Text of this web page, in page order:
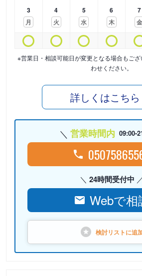
3
月
4
火
5
水
6
木
7
金
※営業日・相談可能日が変更となる場合もご
わせください。
詳しくはこちら
営業時間内 09:00-
24時間受付中
Webで相
検討リストに追